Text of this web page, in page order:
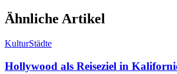
Ähnliche Artikel
KulturStädte
Hollywood als Reiseziel in